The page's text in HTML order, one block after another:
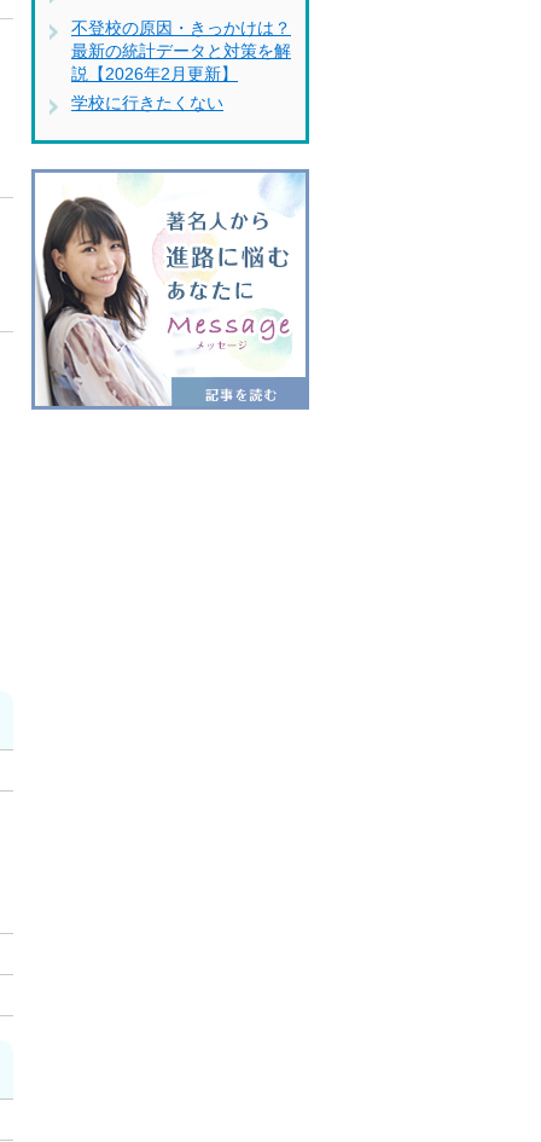
不登校の原因・きっかけは？
最新の統計データと対策を解
説【2026年2月更新】
学校に行きたくない